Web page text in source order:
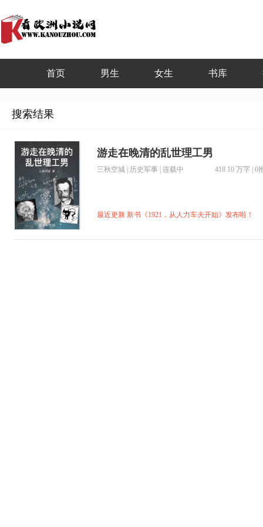
首页 男生 女生 书库
搜索结果
游走在晚清的乱世理工男
三秋空城 历史军事 | 连载中 418.10 万字 0
最近更新 新书《1921，从人力车夫开始》发布啦！